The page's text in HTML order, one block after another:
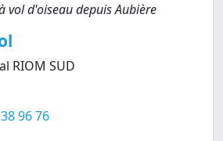
vol d'oiseau depuis Aubière
RIOM SUD
96 76